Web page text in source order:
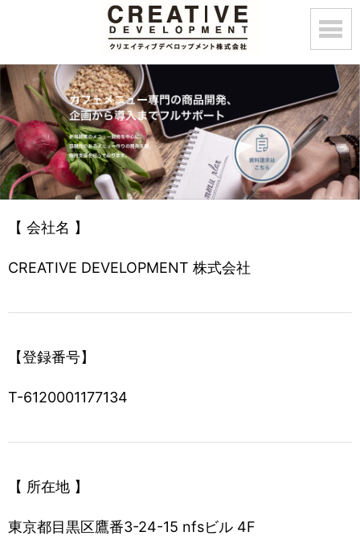
【 会社名 】
CREATIVE DEVELOPMENT 株式会社
【登録番号】
T-6120001177134
【 所在地 】
東京都目黒区鷹番3-24-15 nfsビル 4F